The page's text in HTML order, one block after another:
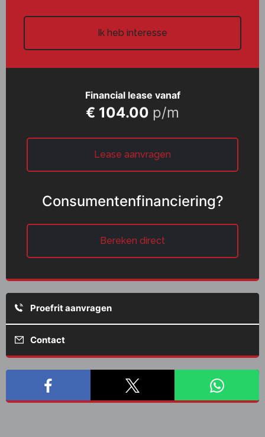
Ik heb interesse
Financial lease vanaf
€ 104.00 p/m
Lease aanvragen
Consumentenfinanciering?
Bereken direct
Proefrit aanvragen
Contact